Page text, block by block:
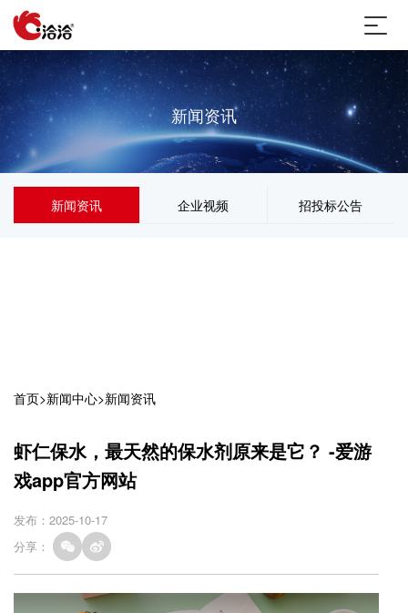
新闻资讯
新闻资讯 企业视频 招投标公告
首页>新闻中心>新闻资讯
虾仁保水，最天然的保水剂原来是它？ -爱游
戏app官方网站
发布：2025-10-17
分享：